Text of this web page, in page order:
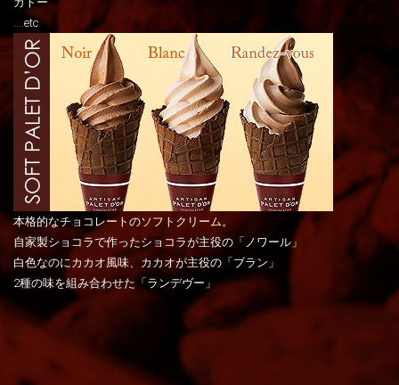
....etc
本格的なチョコレートのソフトクリーム。
自家製ショコラで作ったショコラが主役の「ノワール」
白色なのにカカオ風味、カカオが主役の「ブラン」
2種の味を組み合わせた「ランデヴー」